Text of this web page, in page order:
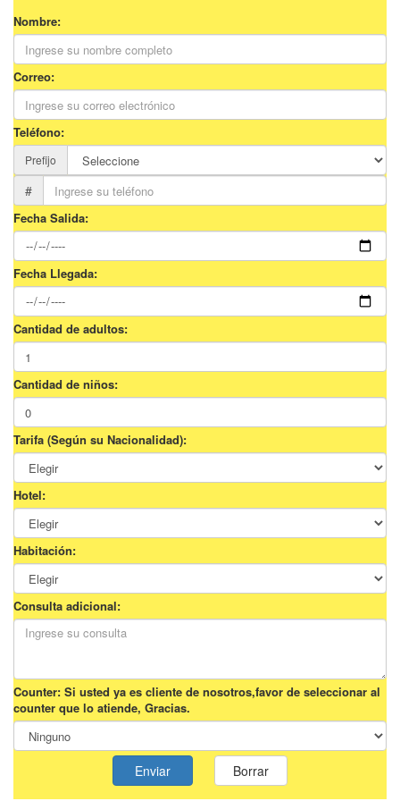
Nombre:
Correo:
Teléfono:
Prefijo
#
Fecha Salida:
Fecha Llegada:
Cantidad de adultos:
Cantidad de niños:
Tarifa (Según su Nacionalidad):
Hotel:
Habitación:
Consulta adicional:
Counter: Si usted ya es cliente de nosotros,favor de seleccionar al
counter que lo atiende, Gracias.
Enviar Borrar